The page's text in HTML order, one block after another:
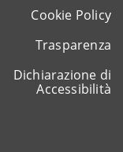
Cookie Policy
Trasparenza
Dichiarazione di
Accessibilità